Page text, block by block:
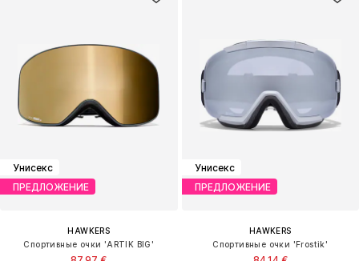
Унисекс
ПРЕДЛОЖЕНИЕ
HAWKERS
Спортивные очки 'ARTIK BIG'
Унисекс
ПРЕДЛОЖЕНИЕ
HAWKERS
Спортивные очки 'Frostik'